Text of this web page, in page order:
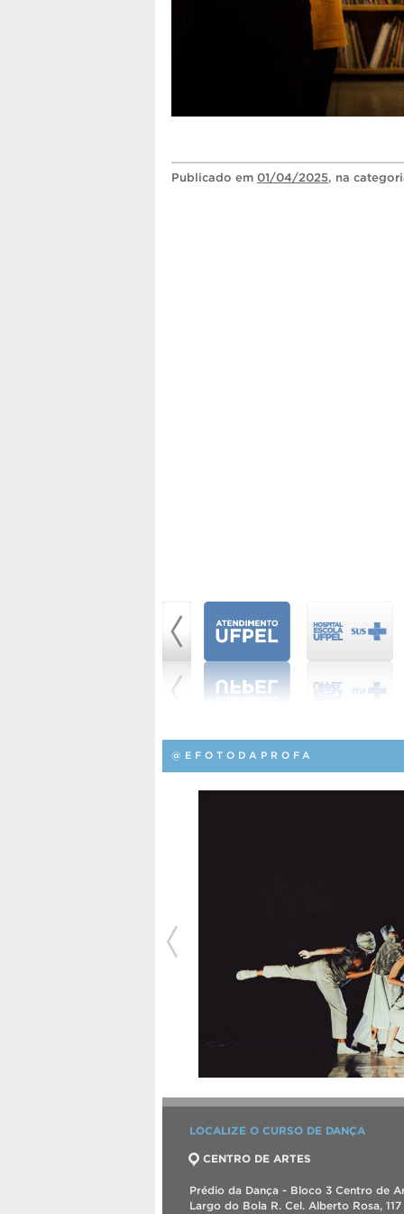
Publicado em 01/04/2025, na
@EFOTODAPROFA
LOCALIZE O CURSO DE DANÇA
CENTRO DE ARTES
Prédio da Dança - Bloco 3 Centro de
Largo do Bola R. Cel. Alberto Rosa, 117